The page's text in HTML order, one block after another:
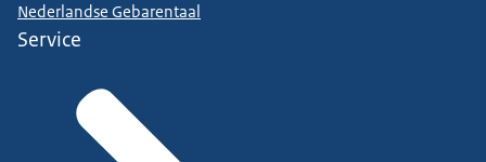
Nederlandse Gebarentaal
Service